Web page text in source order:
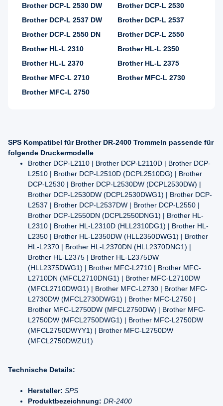
Brother DCP-L 2530 DW
Brother DCP-L 2530
Brother DCP-L 2537 DW
Brother DCP-L 2537
Brother DCP-L 2550 DN
Brother DCP-L 2550
Brother HL-L 2310
Brother HL-L 2350
Brother HL-L 2370
Brother HL-L 2375
Brother MFC-L 2710
Brother MFC-L 2730
Brother MFC-L 2750
SPS Kompatibel für Brother DR-2400 Trommeln passende für
folgende Druckermodelle
Brother DCP-L2110 | Brother DCP-L2110D | Brother DCP-
L2510 | Brother DCP-L2510D (DCPL2510DG) | Brother
DCP-L2530 | Brother DCP-L2530DW (DCPL2530DW) |
Brother DCP-L2530DW (DCPL2530DWG1) | Brother DCP-
L2537 | Brother DCP-L2537DW | Brother DCP-L2550 |
Brother DCP-L2550DN (DCPL2550DNG1) | Brother HL-
L2310 | Brother HL-L2310D (HLL2310DG1) | Brother HL-
L2350 | Brother HL-L2350DW (HLL2350DWG1) | Brother
HL-L2370 | Brother HL-L2370DN (HLL2370DNG1) |
Brother HL-L2375 | Brother HL-L2375DW
(HLL2375DWG1) | Brother MFC-L2710 | Brother MFC-
L2710DN (MFCL2710DNG1) | Brother MFC-L2710DW
(MFCL2710DWG1) | Brother MFC-L2730 | Brother MFC-
L2730DW (MFCL2730DWG1) | Brother MFC-L2750 |
Brother MFC-L2750DW (MFCL2750DW) | Brother MFC-
L2750DW (MFCL2750DWG1) | Brother MFC-L2750DW
(MFCL2750DWYY1) | Brother MFC-L2750DW
(MFCL2750DWZU1)
Technische Details:
Hersteller: SPS
Produktbezeichnung: DR-2400